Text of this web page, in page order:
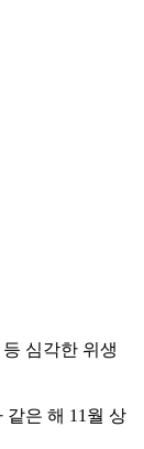
심각한 위생
같은 해 11월 상